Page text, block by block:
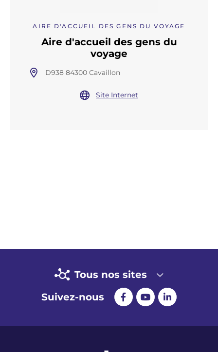
AIRE D'ACCUEIL DES GENS DU VOYAGE
Aire d'accueil des gens du
voyage
D938 84300 Cavaillon
Site Internet
Tous nos sites
Suivez-nous